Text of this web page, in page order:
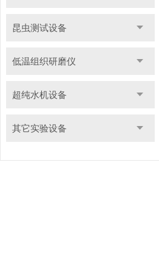
昆虫测试设备
低温组织研磨仪
超纯水机设备
其它实验设备